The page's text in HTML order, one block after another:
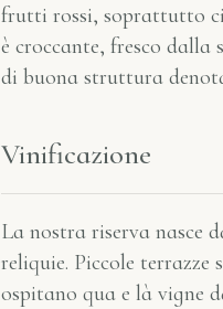
frutti rossi, soprattutto
è croccante, fresco dalla
di buona struttura
Vinificazione
La nostra riserva nasce
reliquie. Piccole
ospitano qua e là vigne